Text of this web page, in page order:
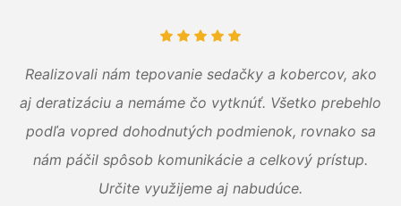
Realizovali nám tepovanie sedačky a kobercov, ako
aj deratizáciu a nemáme čo vytknúť. Všetko prebehlo
podľa vopred dohodnutých podmienok, rovnako sa
nám páčil spôsob komunikácie a celkový prístup.
Určite využijeme aj nabudúce.